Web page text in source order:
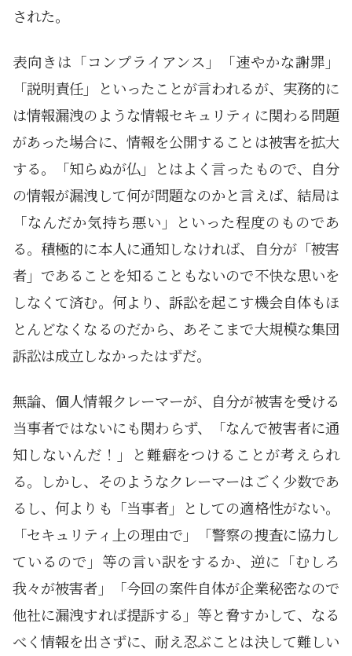
された。
表向きは「コンプライアンス」「速やかな謝罪」
「説明責任」といったことが言われるが、実務的に
は情報漏洩のような情報セキュリティに関わる問題
があった場合に、情報を公開することは被害を拡大
する。「知らぬが仏」とはよく言ったもので、自分
の情報が漏洩して何が問題なのかと言えば、結局は
「なんだか気持ち悪い」といった程度のものであ
る。積極的に本人に通知しなければ、自分が「被害
者」であることを知ることもないので不快な思いを
しなくて済む。何より、訴訟を起こす機会自体もほ
とんどなくなるのだから、あそこまで大規模な集団
訴訟は成立しなかったはずだ。
無論、個人情報クレーマーが、自分が被害を受ける
当事者ではないにも関わらず、「なんで被害者に通
知しないんだ！」と難癖をつけることが考えられ
る。しかし、そのようなクレーマーはごく少数であ
るし、何よりも「当事者」としての適格性がない。
「セキュリティ上の理由で」「警察の捜査に協力し
ているので」等の言い訳をするか、逆に「むしろ
我々が被害者」「今回の案件自体が企業秘密なので
他社に漏洩すれば提訴する」等と脅すかして、なる
べく情報を出さずに、耐え忍ぶことは決して難しい